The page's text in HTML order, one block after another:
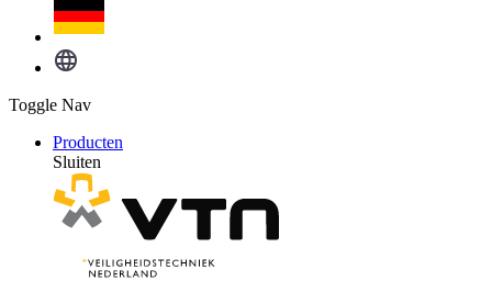
Toggle Nav
Producten
Sluiten